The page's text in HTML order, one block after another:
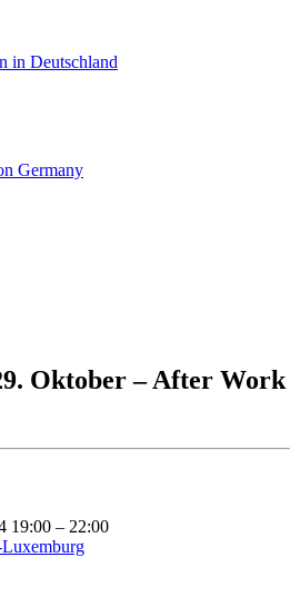
in Deutschland
Oktober – After Work
19:00 – 22:00